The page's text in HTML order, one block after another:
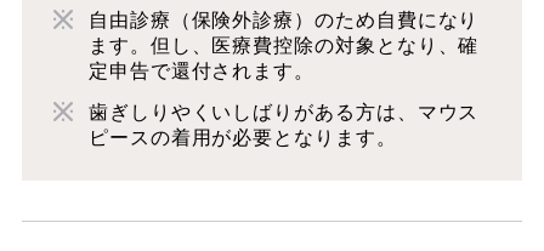
自由診療（保険外診療）のため自費になり
ます。但し、医療費控除の対象となり、確
定申告で還付されます。
歯ぎしりやくいしばりがある方は、マウス
ピースの着用が必要となります。